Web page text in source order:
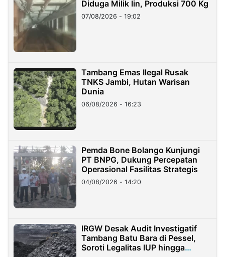
Diduga Milik Iin, Produksi 700 Kg
07/08/2026 - 19:02
Tambang Emas Ilegal Rusak
TNKS Jambi, Hutan Warisan
Dunia
06/08/2026 - 16:23
Pemda Bone Bolango Kunjungi
PT BNPG, Dukung Percepatan
Operasional Fasilitas Strategis
04/08/2026 - 14:20
IRGW Desak Audit Investigatif
Tambang Batu Bara di Pessel,
Soroti Legalitas IUP hingga